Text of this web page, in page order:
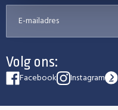
Volg ons:
Facebook Instagram